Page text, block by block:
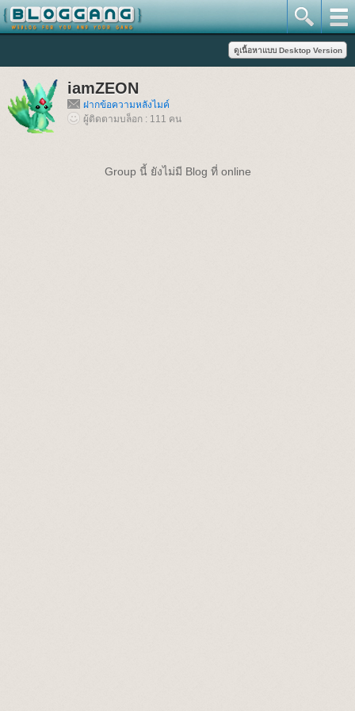
iamZEON
ฝากข้อความหลังไมค์
ผู้ติดตามบล็อก : 111 คน
Group นี้ ยังไม่มี Blog ที่ online